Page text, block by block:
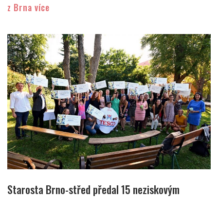
z Brna více
Starosta Brno-střed předal 15 neziskovým